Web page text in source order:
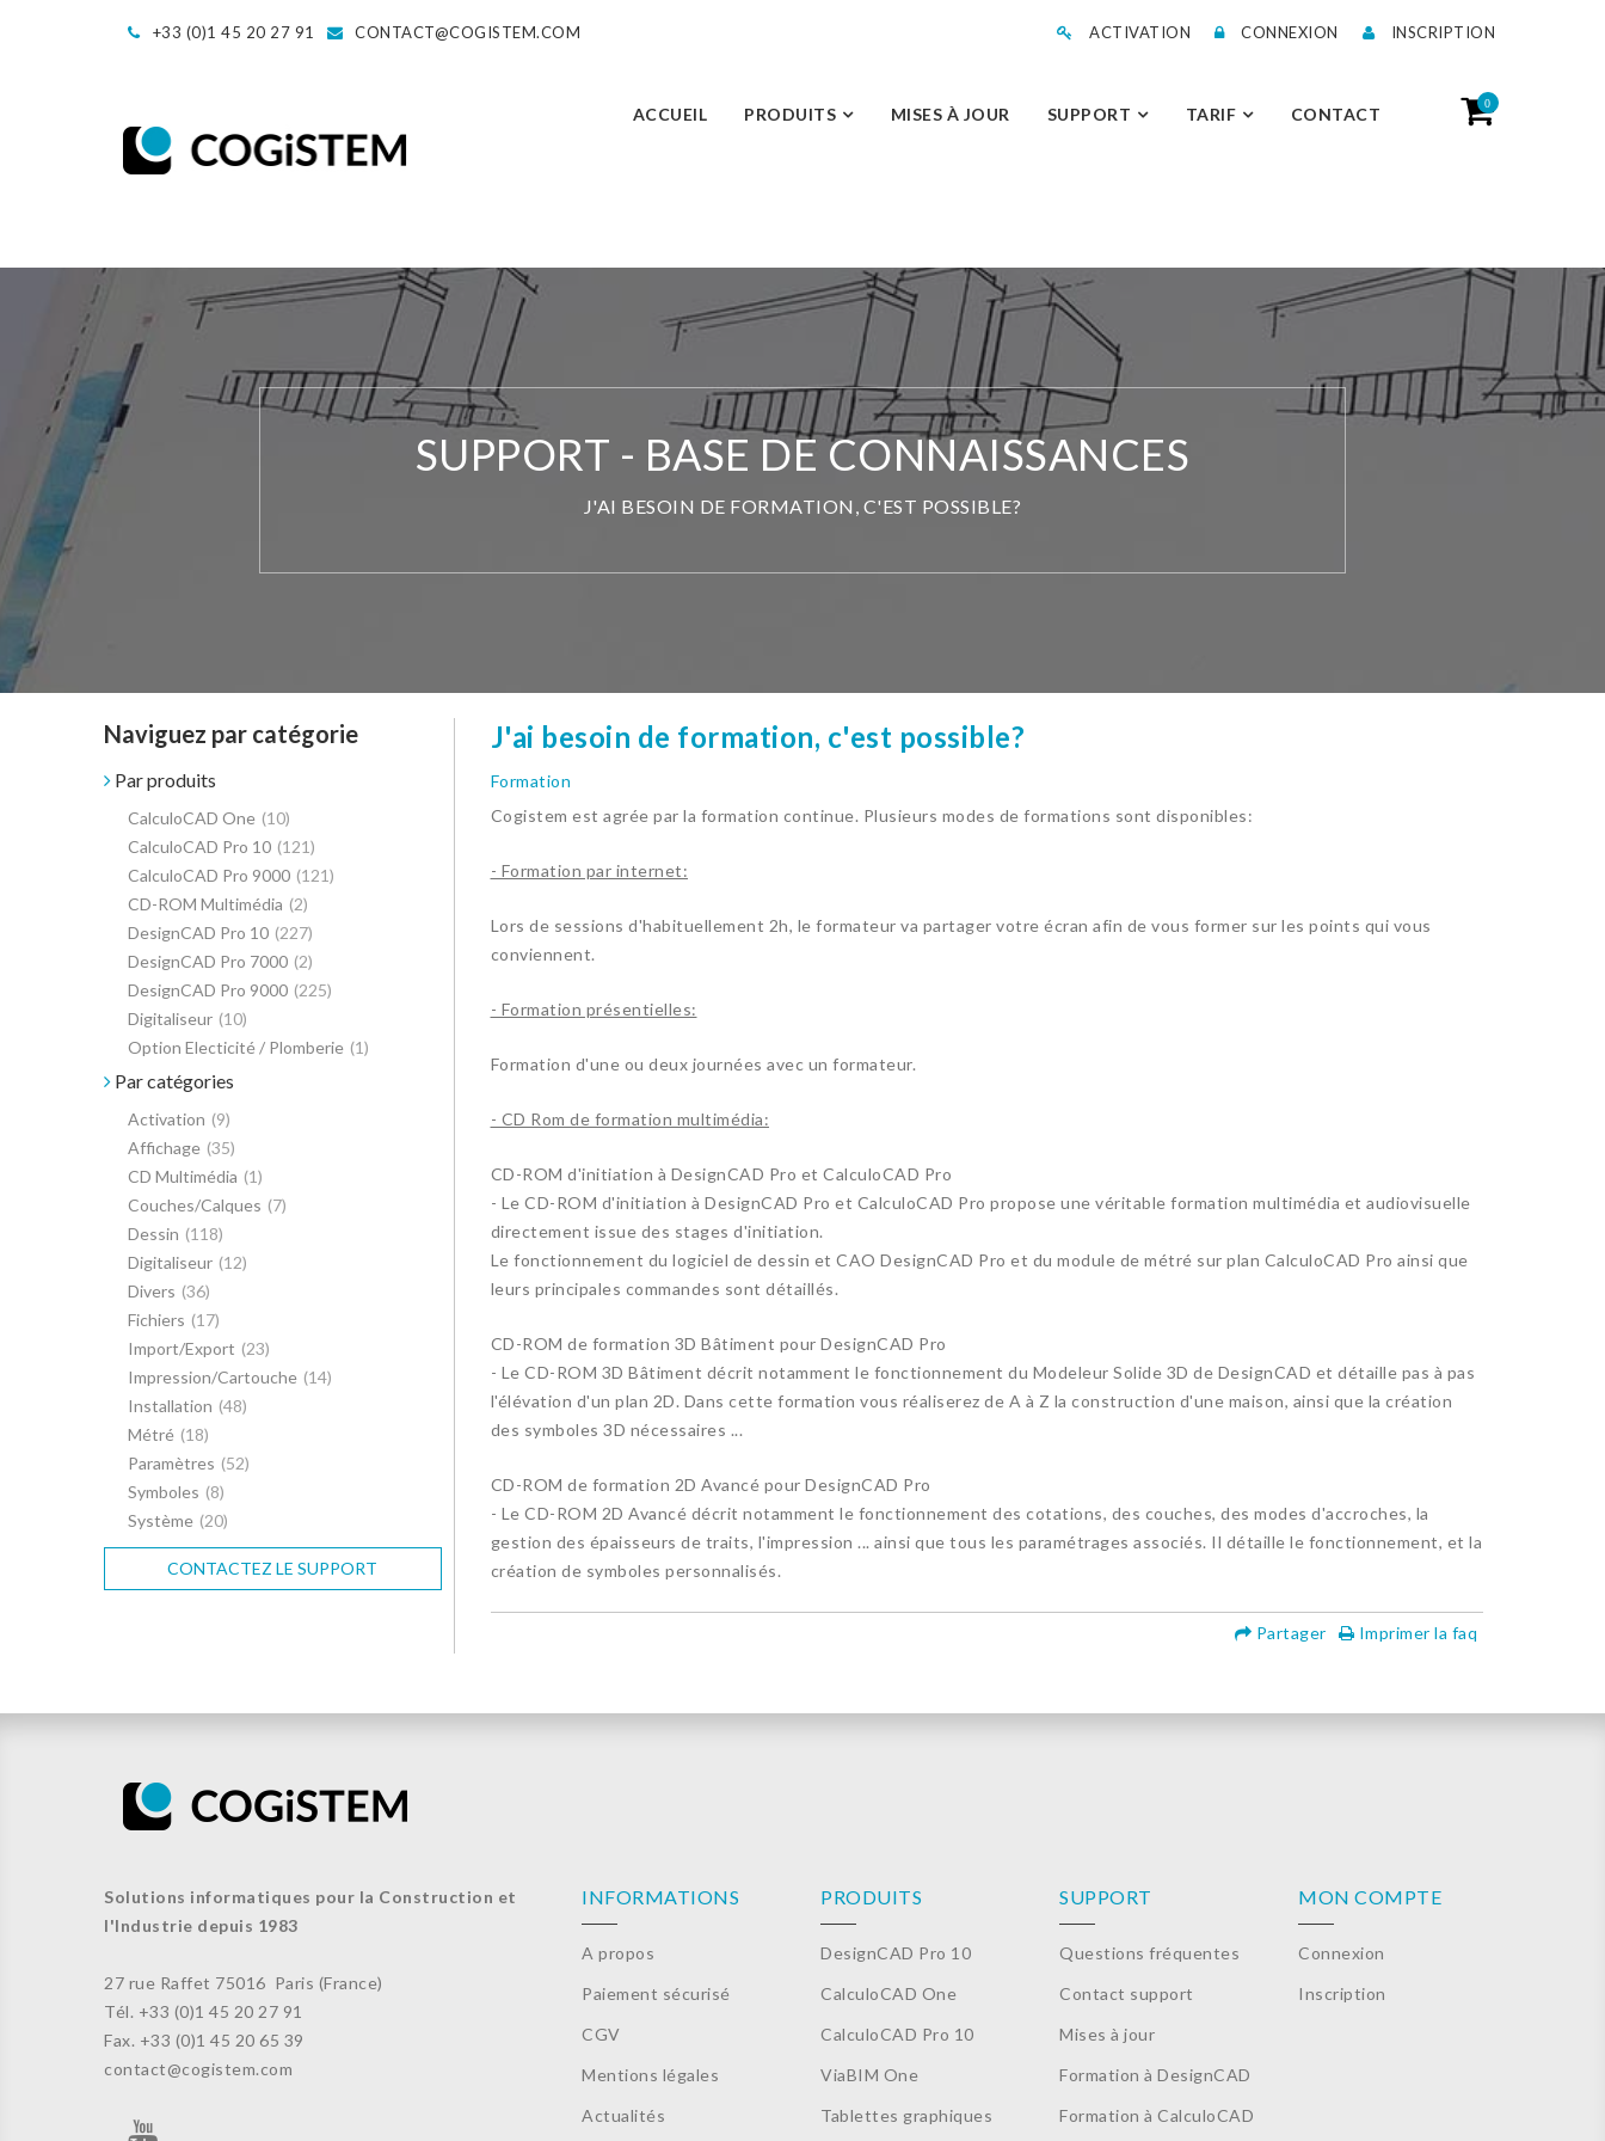
+33 (0)1 45 20 27 91 CONTACT@COGISTEM.COM ACTIVATION CONNEXION INSCRIPTION
ACCUEIL PRODUITS MISES À JOUR SUPPORT TARIF CONTACT
0
SUPPORT - BASE DE CONNAISSANCES
J'AI BESOIN DE FORMATION, C'EST POSSIBLE?
Naviguez par catégorie
Par produits
CalculoCAD One (10)
CalculoCAD Pro 10 (121)
CalculoCAD Pro 9000 (121)
CD-ROM Multimédia (2)
DesignCAD Pro 10 (227)
DesignCAD Pro 7000 (2)
DesignCAD Pro 9000 (225)
Digitaliseur (10)
Option Electicité / Plomberie (1)
Par catégories
Activation (9)
Affichage (35)
CD Multimédia (1)
Couches/Calques (7)
Dessin (118)
Digitaliseur (12)
Divers (36)
Fichiers (17)
Import/Export (23)
Impression/Cartouche (14)
Installation (48)
Métré (18)
Paramètres (52)
Symboles (8)
Système (20)
CONTACTEZ LE SUPPORT
J'ai besoin de formation, c'est possible?
Formation
Cogistem est agrée par la formation continue. Plusieurs modes de formations sont disponibles:
- Formation par internet:
Lors de sessions d'habituellement 2h, le formateur va partager votre écran afin de vous former sur les points qui vous
conviennent.
- Formation présentielles:
Formation d'une ou deux journées avec un formateur.
- CD Rom de formation multimédia:
CD-ROM d'initiation à DesignCAD Pro et CalculoCAD Pro
- Le CD-ROM d'initiation à DesignCAD Pro et CalculoCAD Pro propose une véritable formation multimédia et audiovisuelle
directement issue des stages d'initiation.
Le fonctionnement du logiciel de dessin et CAO DesignCAD Pro et du module de métré sur plan CalculoCAD Pro ainsi que
leurs principales commandes sont détaillés.
CD-ROM de formation 3D Bâtiment pour DesignCAD Pro
- Le CD-ROM 3D Bâtiment décrit notamment le fonctionnement du Modeleur Solide 3D de DesignCAD et détaille pas à pas
l'élévation d'un plan 2D. Dans cette formation vous réaliserez de A à Z la construction d'une maison, ainsi que la création
des symboles 3D nécessaires ...
CD-ROM de formation 2D Avancé pour DesignCAD Pro
- Le CD-ROM 2D Avancé décrit notamment le fonctionnement des cotations, des couches, des modes d'accroches, la
gestion des épaisseurs de traits, l'impression ... ainsi que tous les paramétrages associés. Il détaille le fonctionnement, et la
création de symboles personnalisés.
Imprimer la faq
Partager
Solutions informatiques pour la Construction et
l'Industrie depuis 1983
27 rue Raffet 75016 Paris (France)
Tél. +33 (0)1 45 20 27 91
Fax. +33 (0)1 45 20 65 39
contact@cogistem.com
INFORMATIONS
A propos
Paiement sécurisé
CGV
Mentions légales
Actualités
PRODUITS
DesignCAD Pro 10
CalculoCAD One
CalculoCAD Pro 10
ViaBIM One
Tablettes graphiques
SUPPORT
Questions fréquentes
Contact support
Mises à jour
Formation à DesignCAD
Formation à CalculoCAD
MON COMPTE
Connexion
Inscription